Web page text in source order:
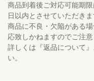
商品到着後ご対応可能期
日以内とさせていただきま
商品に不良・欠陥がある
応致しかねますのでご注意
詳しくは『返品について
い。